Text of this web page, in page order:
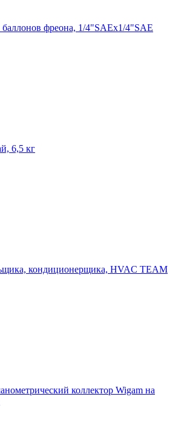
баллонов фреона, 1/4"SAEх1/4"SAE
6,5 кг
кондиционерщика, HVAC TEAM
коллектор Wigam на